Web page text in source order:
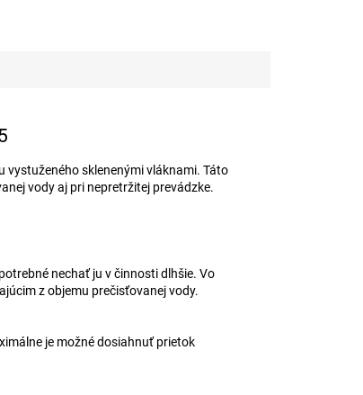
vystuženého sklenenými vláknami. Táto
vody aj pri nepretržitej prevádzke.
nechať ju v činnosti dlhšie. Vo
z objemu prečisťovanej vody.
je možné dosiahnuť prietok